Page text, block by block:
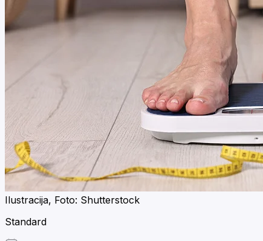
Ilustracija, Foto: Shutterstock
Standard